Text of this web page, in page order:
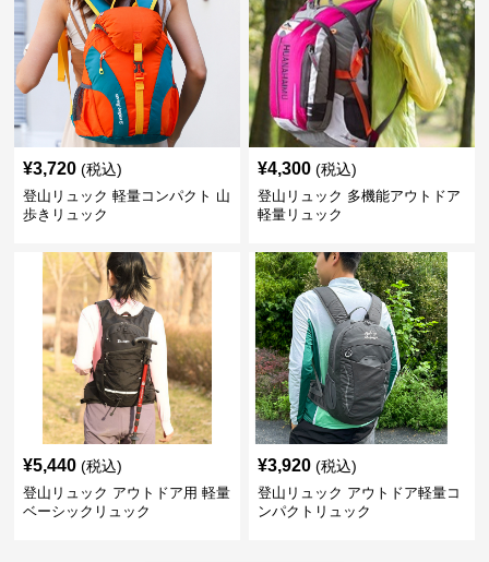
¥3,720 (税込)
登山リュック 軽量コンパクト 山
歩きリュック
¥4,300 (税込)
登山リュック 多機能アウトドア
軽量リュック
¥5,440 (税込)
登山リュック アウトドア用 軽量
ベーシックリュック
¥3,920 (税込)
登山リュック アウトドア軽量コ
ンパクトリュック